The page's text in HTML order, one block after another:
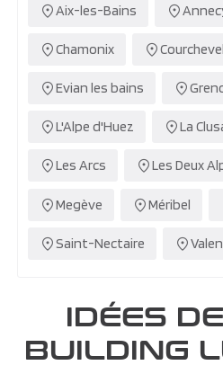
Aix-les-Bains
Chamonix Courchevel
Evian les bains
L'Alpe d'Huez La
Les Arcs Les Deux
Megève Méribel
Saint-Nectaire
IDÉES
BUILDING